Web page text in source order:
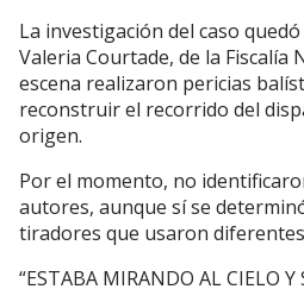
La investigación del caso
Valeria Courtade, de la Fiscalía
escena realizaron pericias
reconstruir el recorrido del
origen.
Por el momento, no
autores, aunque sí se
tiradores que usaron
“ESTABA MIRANDO AL CIELO Y